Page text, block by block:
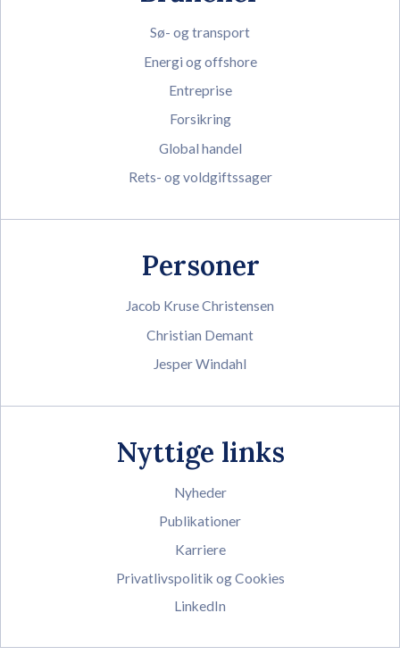
Sø- og transport
Energi og offshore
Entreprise
Forsikring
Global handel
Rets- og voldgiftssager
Personer
Jacob Kruse Christensen
Christian Demant
Jesper Windahl
Nyttige links
Nyheder
Publikationer
Karriere
Privatlivspolitik og Cookies
LinkedIn